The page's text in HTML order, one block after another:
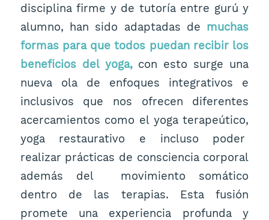
disciplina firme y de tutoría entre gurú y
alumno, han sido adaptadas de muchas
formas para que todos puedan recibir los
beneficios del yoga,con esto surge una
nueva ola de enfoques integrativos e
inclusivos que nos ofrecen diferentes
acercamientos como el yoga terapeútico,
yoga restaurativo e incluso poder
realizar prácticas de consciencia corporal
además del movimiento somático
dentro de las terapias. Esta fusión
promete una experiencia profunda y